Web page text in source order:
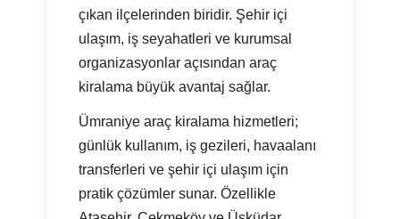
çıkan ilçelerinden biridir. Şehir içi
ulaşım, iş seyahatleri ve kurumsal
organizasyonlar açısından araç
kiralama büyük avantaj sağlar.
Ümraniye araç kiralama hizmetleri;
günlük kullanım, iş gezileri, havaalanı
transferleri ve şehir içi ulaşım için
pratik çözümler sunar. Özellikle